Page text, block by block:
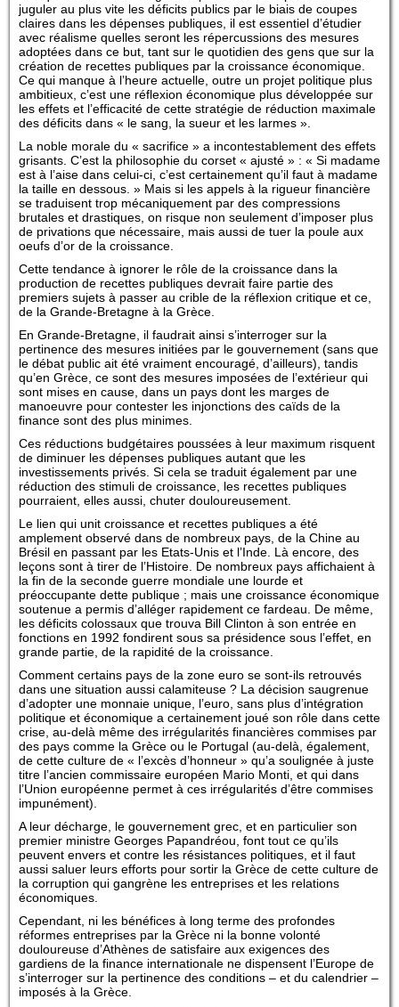
juguler au plus vite les déficits publics par le biais de coupes
claires dans les dépenses publiques, il est essentiel d’étudier
avec réalisme quelles seront les répercussions des mesures
adoptées dans ce but, tant sur le quotidien des gens que sur la
création de recettes publiques par la croissance économique.
Ce qui manque à l’heure actuelle, outre un projet politique plus
ambitieux, c’est une réflexion économique plus développée sur
les effets et l’efficacité de cette stratégie de réduction maximale
des déficits dans « le sang, la sueur et les larmes ».
La noble morale du « sacrifice » a incontestablement des effets
grisants. C’est la philosophie du corset « ajusté » : « Si madame
est à l’aise dans celui-ci, c’est certainement qu’il faut à madame
la taille en dessous. » Mais si les appels à la rigueur financière
se traduisent trop mécaniquement par des compressions
brutales et drastiques, on risque non seulement d’imposer plus
de privations que nécessaire, mais aussi de tuer la poule aux
oeufs d’or de la croissance.
Cette tendance à ignorer le rôle de la croissance dans la
production de recettes publiques devrait faire partie des
premiers sujets à passer au crible de la réflexion critique et ce,
de la Grande-Bretagne à la Grèce.
En Grande-Bretagne, il faudrait ainsi s’interroger sur la
pertinence des mesures initiées par le gouvernement (sans que
le débat public ait été vraiment encouragé, d’ailleurs), tandis
qu’en Grèce, ce sont des mesures imposées de l’extérieur qui
sont mises en cause, dans un pays dont les marges de
manoeuvre pour contester les injonctions des caïds de la
finance sont des plus minimes.
Ces réductions budgétaires poussées à leur maximum risquent
de diminuer les dépenses publiques autant que les
investissements privés. Si cela se traduit également par une
réduction des stimuli de croissance, les recettes publiques
pourraient, elles aussi, chuter douloureusement.
Le lien qui unit croissance et recettes publiques a été
amplement observé dans de nombreux pays, de la Chine au
Brésil en passant par les Etats-Unis et l’Inde. Là encore, des
leçons sont à tirer de l’Histoire. De nombreux pays affichaient à
la fin de la seconde guerre mondiale une lourde et
préoccupante dette publique ; mais une croissance économique
soutenue a permis d’alléger rapidement ce fardeau. De même,
les déficits colossaux que trouva Bill Clinton à son entrée en
fonctions en 1992 fondirent sous sa présidence sous l’effet, en
grande partie, de la rapidité de la croissance.
Comment certains pays de la zone euro se sont-ils retrouvés
dans une situation aussi calamiteuse ? La décision saugrenue
d’adopter une monnaie unique, l’euro, sans plus d’intégration
politique et économique a certainement joué son rôle dans cette
crise, au-delà même des irrégularités financières commises par
des pays comme la Grèce ou le Portugal (au-delà, également,
de cette culture de « l’excès d’honneur » qu’a soulignée à juste
titre l’ancien commissaire européen Mario Monti, et qui dans
l’Union européenne permet à ces irrégularités d’être commises
impunément).
A leur décharge, le gouvernement grec, et en particulier son
premier ministre Georges Papandréou, font tout ce qu’ils
peuvent envers et contre les résistances politiques, et il faut
aussi saluer leurs efforts pour sortir la Grèce de cette culture de
la corruption qui gangrène les entreprises et les relations
économiques.
Cependant, ni les bénéfices à long terme des profondes
réformes entreprises par la Grèce ni la bonne volonté
douloureuse d’Athènes de satisfaire aux exigences des
gardiens de la finance internationale ne dispensent l’Europe de
s’interroger sur la pertinence des conditions – et du calendrier –
imposés à la Grèce.